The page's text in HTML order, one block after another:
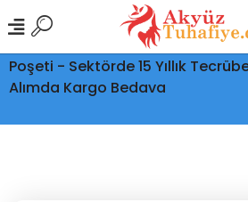
Ptt Kargo İle Tüm Türkiye'ye
Poşeti - Sektörde 15 Yıllık
Alımda Kargo Bedava